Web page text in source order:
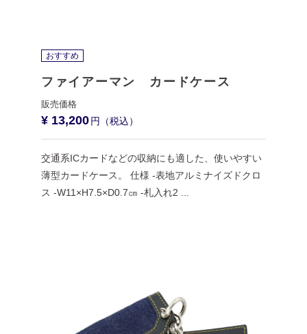
おすすめ
ファイアーマン カードケース
¥ 13,200
交通系ICカードなどの収納にも適した、使いやすい
薄型カードケース。 仕様 -表地アルミナイズドクロ
ス -W11×H7.5×D0.7㎝ -札入れ2 ...